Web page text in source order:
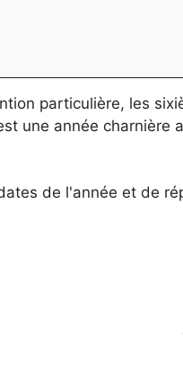
particulière, les
une année charnière
de l'année et de